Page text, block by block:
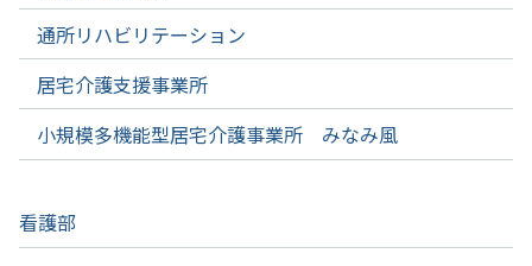
通所リハビリテーション
居宅介護支援事業所
小規模多機能型居宅介護事業所 みなみ風
看護部